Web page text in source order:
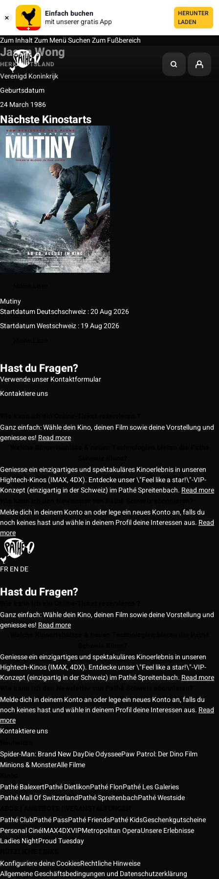
Einfach buchen
mit unserer gratis App
HERUNTER
LADEN
Zum InhaltZum MenüSuchenZum Fußbereich
Jason Wong
HERKUNFTSLAND
Verenigd Koninkrijk
Geburtsdatum
24 March 1986
Nächste Kinostarts
Mutiny
Startdatum Deutschschweiz : 20 Aug 2026
Startdatum Westschweiz : 19 Aug 2026
Hast du Fragen?
Verwende unser Kontaktformular
Kontaktiere uns
Ganz einfach: Wähle dein Kino, deinen Film sowie deine Vorstellung und
geniesse es! Read more
Geniesse ein einzigartiges und spektakuläres Kinoerlebnis in unseren
Hightech-Kinos (IMAX, 4DX). Entdecke unser \"Feel like a star!\"-VIP-
Konzept (einzigartig in der Schweiz) im Pathé Spreitenbach. Read more
Melde dich in deinem Konto an oder lege ein neues Konto an, falls du
noch keines hast und wähle in deinem Profil deine Interessen aus. Read
more
FREN DE
Hast du Fragen?
Ganz einfach: Wähle dein Kino, deinen Film sowie deine Vorstellung und
geniesse es! Read more
Geniesse ein einzigartiges und spektakuläres Kinoerlebnis in unseren
Hightech-Kinos (IMAX, 4DX). Entdecke unser \"Feel like a star!\"-VIP-
Konzept (einzigartig in der Schweiz) im Pathé Spreitenbach. Read more
Melde dich in deinem Konto an oder lege ein neues Konto an, falls du
noch keines hast und wähle in deinem Profil deine Interessen aus. Read
more
Kontaktiere uns
Spider-Man: Brand New DayDie OdysseePaw Patrol: Der Dino Film
Minions & MonsterAlle Filme
Pathé BalexertPathé DietlikonPathé FlonPathé Les Galeries
Pathé Mall Of SwitzerlandPathé SpreitenbachPathé Westside
Pathé ClubPathé PassPathé FriendsPathé KidsGeschenkgutscheine
Personal CinéIMAX4DXVIPMetropolitan OperaUnsere Erlebnisse
Ladies NightProud Tuesday
Konfiguriere deine CookiesRechtliche Hinweise
Allgemeine Geschäftsbedingungen und Datenschutzerklärung